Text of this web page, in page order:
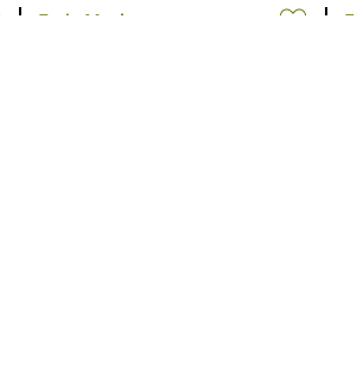
Early Music